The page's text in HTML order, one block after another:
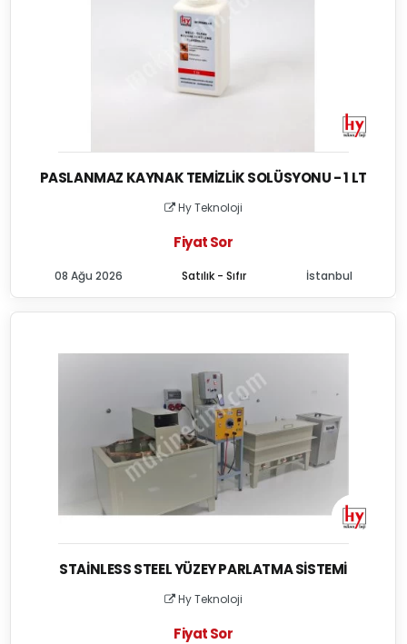
PASLANMAZ KAYNAK TEMIZLIK SOLÜSYONU - 1 LT
Hy Teknoloji
Fiyat Sor
Satılık - Sıfır
08 Ağu 2026 İstanbul
STAINLESS STEEL YÜZEY PARLATMA SISTEMI
Hy Teknoloji
Fiyat Sor